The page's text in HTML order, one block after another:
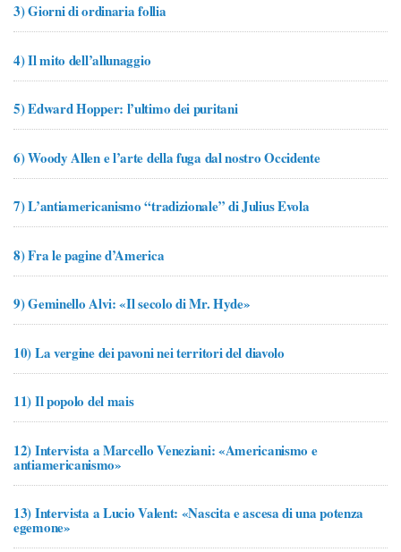
3)Giorni di ordinaria follia
4)Il mito dell’allunaggio
5)Edward Hopper: l’ultimo dei puritani
6)Woody Allen e l’arte della fuga dal nostro Occidente
7)L’antiamericanismo “tradizionale” di Julius Evola
8)Fra le pagine d’America
9)Geminello Alvi: «Il secolo di Mr. Hyde»
10)La vergine dei pavoni nei territori del diavolo
11)Il popolo del mais
12)Intervista a Marcello Veneziani: «Americanismo e
antiamericanismo»
13)Intervista a Lucio Valent: «Nascita e ascesa di una potenza
egemone»